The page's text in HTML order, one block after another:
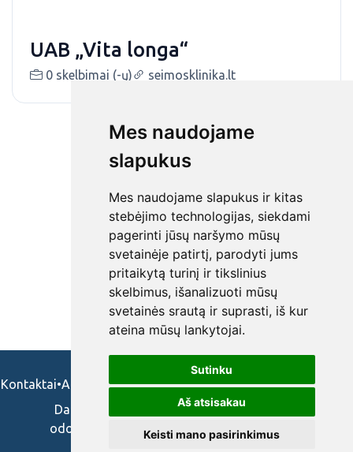
Mes naudojame
slapukus
Mes naudojame slapukus ir kitas
stebėjimo technologijas, siekdami
pagerinti jūsų naršymo mūsų
svetainėje patirtį, parodyti jums
pritaikytą turinį ir tikslinius
skelbimus, išanalizuoti mūsų
svetainės srautą ir suprasti, iš kur
ateina mūsų lankytojai.
Sutinku
Aš atsisakau
Keisti mano pasirinkimus
UAB „Vita longa“
0 skelbimai (-ų) seimosklinika.lt
Kontaktai•Apie mus•Naudojimosi taisykės•Privatumo politika
Darbo skelbimai ir pasiūlymai: gydytojams,
odontologams, slaugytojams, veterinarams,